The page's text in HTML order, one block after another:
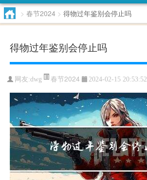
> 春节2024 > 得物过年鉴别会停止吗
得物过年鉴别会停止吗
网友:dwg 春节2024 2024-02-15 20:53:52